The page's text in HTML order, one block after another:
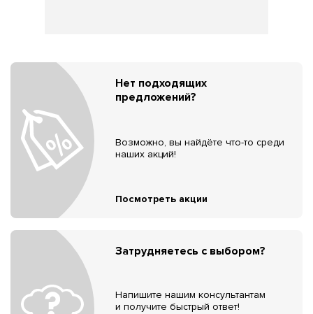
Нет подходящих
предложений?
Возможно, вы найдёте что-то среди
наших акций!
Посмотреть акции
Затрудняетесь с выбором?
Напишите нашим консультантам
и получите быстрый ответ!